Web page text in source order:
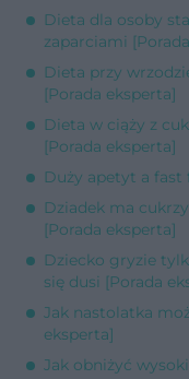
Dieta dla osoby
zaparciami
Dieta przy
[Porada eksperta]
Dieta w ciąży z
[Porada eksperta]
Duży apetyt a fast
Dziadek ma
[Porada eksperta]
Dziecko gryzie
się dusi [Porada
Jak nastolatka
eksperta]
Jak obniżyć